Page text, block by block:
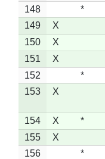
148
*
149
X
150
X
151
X
152
*
153
X
154 X *
155
X
156
*